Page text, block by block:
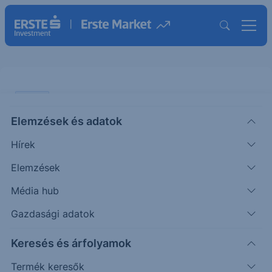
Elemzések és adatok
Hírek
Elemzések
Média hub
Gazdasági adatok
Keresés és árfolyamok
Termék keresők
kereskedők a tenyerüket
A karácsony legnagyobb nyertesei a boltosok.
Velük együtt nyerhet az is, aki a részvényeikbe